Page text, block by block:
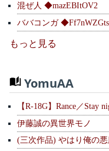
混ぜ人 ◆mazEBItOV2
ババコンガ
もっと見る
YomuAA
【R-18G】Rance／Stay
伊藤誠の異世界モノ
(三次作品) やはり俺の